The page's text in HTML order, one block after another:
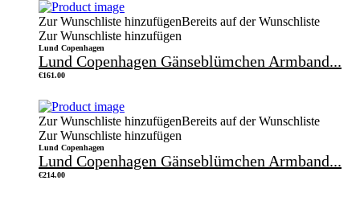
Zur Wunschliste hinzufügenBereits auf der Wunschliste
Zur Wunschliste hinzufügen
Lund Copenhagen
Lund Copenhagen Gänseblümchen Armband...
€161.00
Zur Wunschliste hinzufügenBereits auf der Wunschliste
Zur Wunschliste hinzufügen
Lund Copenhagen
Lund Copenhagen Gänseblümchen Armband...
€214.00